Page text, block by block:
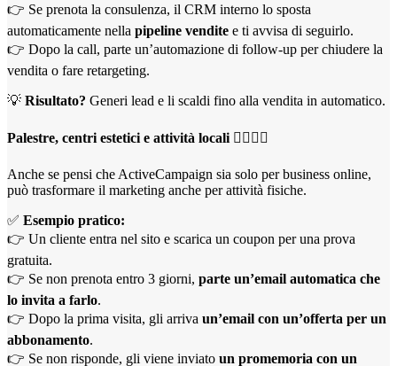
👉 Se prenota la consulenza, il CRM interno lo sposta
automaticamente nella pipeline vendite e ti avvisa di seguirlo.
👉 Dopo la call, parte un’automazione di follow-up per chiudere la
vendita o fare retargeting.
💡 Risultato? Generi lead e li scaldi fino alla vendita in automatico.
Palestre, centri estetici e attività locali 🏋️‍♀️💇‍♀️
Anche se pensi che ActiveCampaign sia solo per business online,
può trasformare il marketing anche per attività fisiche.
✅ Esempio pratico:
👉 Un cliente entra nel sito e scarica un coupon per una prova
gratuita.
👉 Se non prenota entro 3 giorni, parte un’email automatica che
lo invita a farlo.
👉 Dopo la prima visita, gli arriva un’email con un’offerta per un
abbonamento.
👉 Se non risponde, gli viene inviato un promemoria con un